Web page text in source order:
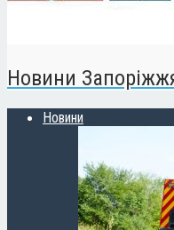
Новини
Новини